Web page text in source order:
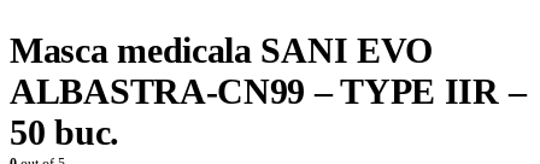
Masca medicala SANI EVO
ALBASTRA-CN99 – TYPE IIR –
50 buc.